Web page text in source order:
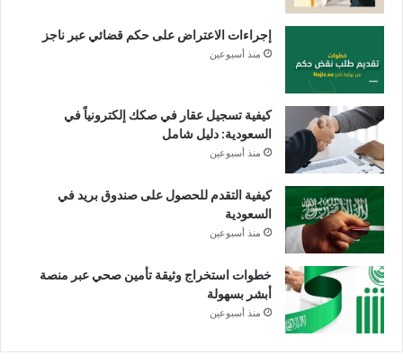
إجراءات الاعتراض على حكم قضائي عبر ناجز
منذ أسبوعين
كيفية تسجيل عقار في صكك إلكترونياً في
السعودية: دليل شامل
منذ أسبوعين
كيفية التقدم للحصول على صندوق بريد في
السعودية
منذ أسبوعين
خطوات استخراج وثيقة تأمين صحي عبر منصة
أبشر بسهولة
منذ أسبوعين